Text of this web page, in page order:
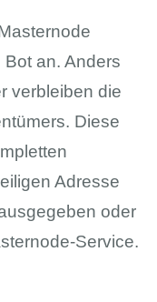
an. Anders
verbleiben die
Diese
Adresse
oder
Service.